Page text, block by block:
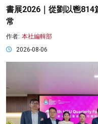
書展2026｜從劉以鬯814
常
作者: 本社編輯部
2026-08-06